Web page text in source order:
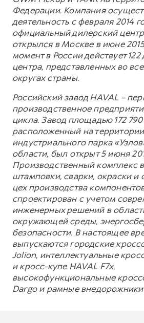
Федерации. Компания
деятельность с февраля 2014
официальный дилерский
открылся в Москве в июне
момент в России действует
центра, представленных во
округах страны.
Российский завод HAVAL –
производственное
цикла. Завод площадью 172 790
расположенный на территории
индустриального парка
области, был открыт 5 июня
Производственный комплекс
штамповки, сварки, окраски и
цех производства
спроектирован с учетом
инженерных решений в
окружающей среды,
безопасности. В настоящее
выпускаются городские
Jolion, интеллектуальные
и кросс-купе HAVAL F7x,
высокофункциональные
Dargo и рамные внедорожники